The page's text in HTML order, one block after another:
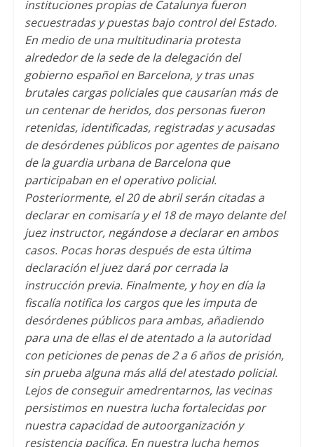
instituciones propias de Catalunya fueron
secuestradas y puestas bajo control del Estado.
En medio de una multitudinaria protesta
alrededor de la sede de la delegación del
gobierno español en Barcelona, y tras unas
brutales cargas policiales que causarían más de
un centenar de heridos, dos personas fueron
retenidas, identificadas, registradas y acusadas
de desórdenes públicos por agentes de paisano
de la guardia urbana de Barcelona que
participaban en el operativo policial.
Posteriormente, el 20 de abril serán citadas a
declarar en comisaría y el 18 de mayo delante del
juez instructor, negándose a declarar en ambos
casos. Pocas horas después de esta última
declaración el juez dará por cerrada la
instrucción previa. Finalmente, y hoy en día la
fiscalía notifica los cargos que les imputa de
desórdenes públicos para ambas, añadiendo
para una de ellas el de atentado a la autoridad
con peticiones de penas de 2 a 6 años de prisión,
sin prueba alguna más allá del atestado policial.
Lejos de conseguir amedrentarnos, las vecinas
persistimos en nuestra lucha fortalecidas por
nuestra capacidad de autoorganización y
resistencia pacífica. En nuestra lucha hemos